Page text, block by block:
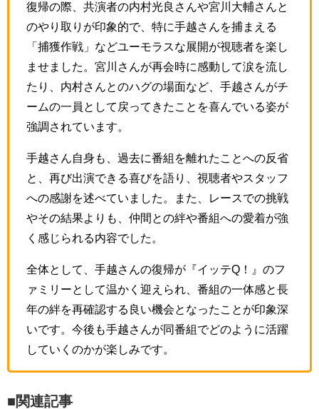
復帰の際、共演者の内村光良さんや宮川大輔さんと
のやり取りが印象的で、特に手越さんを捕まえる
「捕獲作戦」などユーモラスな展開が視聴者を楽し
ませました。宮川さんが再会時に感動して涙を流し
たり、内村さんとのハグの場面など、手越さんがチ
ームの一員として戻ってきたことを喜んでいる姿が
強調されています。
手越さん自身も、過去に番組を離れたことへの反省
と、再び出演できる喜びを語り、視聴者やスタッフ
への感謝を述べていました。また、レースでの挑戦
やその結果よりも、仲間との絆や番組への愛着が強
く感じられる内容でした。
全体として、手越さんの復帰が『イッテQ！』のフ
ァミリーとして温かく迎えられ、番組の一体感と長
年の絆を再確認する良い機会となったことが印象深
いです。今後も手越さんが同番組でどのように活躍
していくのかが楽しみです。
■関連記事